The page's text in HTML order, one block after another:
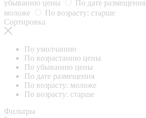
убыванию цены
По дате размещения
моложе
По возрасту: старше
Сортировка
По умолчанию
По возрастанию цены
По убыванию цены
По дате размещения
По возрасту: моложе
По возрасту: старше
Фильтры